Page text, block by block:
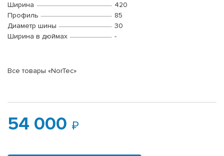
Ширина
420
Профиль
85
Диаметр шины
30
Ширина в дюймах
-
Все товары «NorTec»
54 000